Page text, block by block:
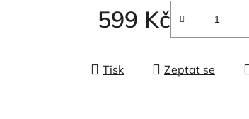
hvězdiček.
599 Kč
Tisk Zeptat se